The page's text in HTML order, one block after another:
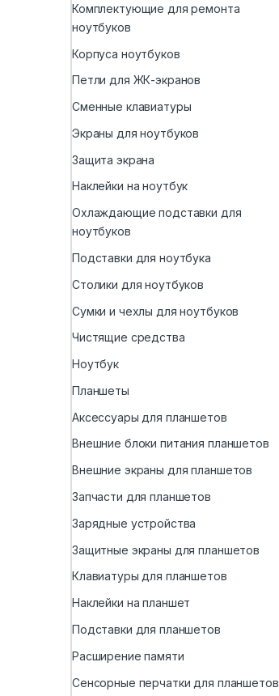
Комплектующие для ремонта
ноутбуков
Корпуса ноутбуков
Петли для ЖК-экранов
Сменные клавиатуры
Экраны для ноутбуков
Защита экрана
Наклейки на ноутбук
Охлаждающие подставки для
ноутбуков
Подставки для ноутбука
Столики для ноутбуков
Сумки и чехлы для ноутбуков
Чистящие средства
Ноутбук
Планшеты
Аксессуары для планшетов
Внешние блоки питания планшетов
Внешние экраны для планшетов
Запчасти для планшетов
Зарядные устройства
Защитные экраны для планшетов
Клавиатуры для планшетов
Наклейки на планшет
Подставки для планшетов
Расширение памяти
Сенсорные перчатки для планшетов